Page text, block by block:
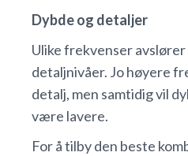
Dybde og detaljer
Ulike frekvenser
detaljnivåer. Jo høyere
detalj, men samtidig vil
være lavere.
For å tilby den beste